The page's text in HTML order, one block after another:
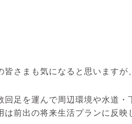
皆さまも気になると思いますが
回足を運んで周辺環境や水道
は前出の将来生活プランに反映